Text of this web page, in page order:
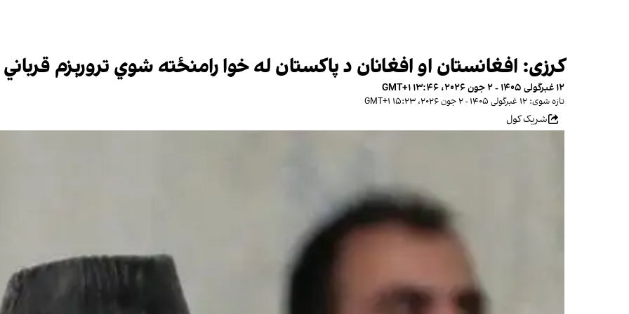
کرزی: افغانستان او افغانان د پاکستان له خوا رامنځته شوي ترورېزم
۱۲ غبرگولی ۱۴۰۵ - ۲ جون ۲۰۲۶، ۱۳:۴۶ GMT+۱
تازه شوی: ۱۲ غبرگولی ۱۴۰۵ - ۲ جون ۲۰۲۶، ۱۵:۲۳ GMT+۱
شریک کول